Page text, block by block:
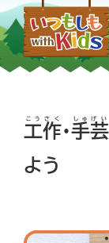
工作
こうさく
・手芸
しゅげい
よう